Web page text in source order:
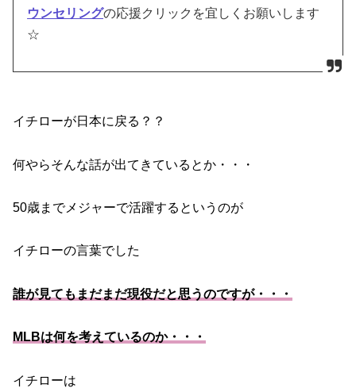
ウンセリングの応援クリックを宜しくお願いします
☆
イチローが日本に戻る？？
何やらそんな話が出てきているとか・・・
50歳までメジャーで活躍するというのが
イチローの言葉でした
誰が見てもまだまだ現役だと思うのですが・・・
MLBは何を考えているのか・・・
イチローは